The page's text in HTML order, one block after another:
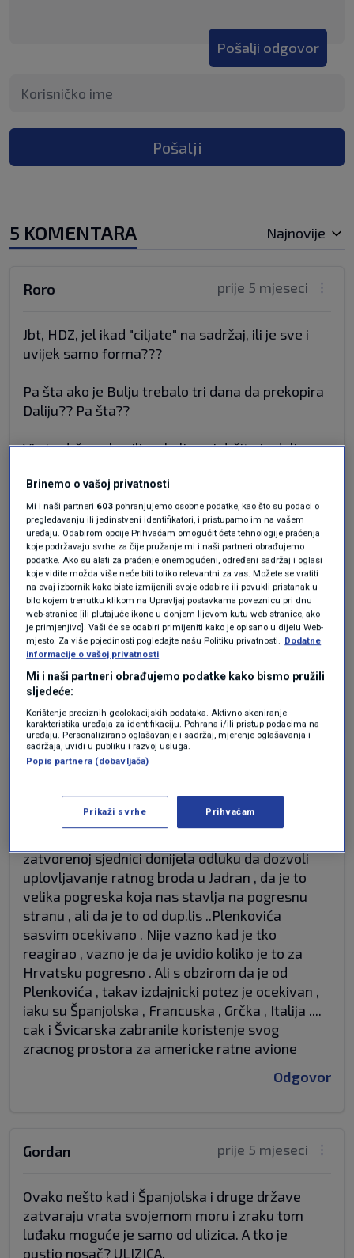
Pošalji odgovor
Pošalji
5 KOMENTARA Najnovije
prije 5 mjeseci
Roro
Jbt, HDZ, jel ikad "ciljate" na sadržaj, ili je sve i
uvijek samo forma???
Pa šta ako je Bulju trebalo tri dana da prekopira
Daliju?? Pa šta??
Vi ste državu bacili na koljena i držite je dolje
Kad mislite išta, osim za svoje guzice
napraviti???
Odgovor
prije 5 mjeseci
Svibor
Otpuhala ih je bura.
Kao da je vazno kad je tko reagirao . Ja , osobno
zatvorenoj sjednici donijela odluku da dozvoli
uplovljavanje ratnog broda u Jadran , da je to
velika pogreska koja nas stavlja na pogresnu
stranu , ali da je to od dup.lis ..Plenkovića
sasvim ocekivano . Nije vazno kad je tko
reagirao , vazno je da je uvidio koliko je to za
Hrvatsku pogresno . Ali s obzirom da je od
Plenkovića , takav izdajnicki potez je ocekivan ,
iaku su Španjolska , Francuska , Grčka , Italija ....
cak i Švicarska zabranile koristenje svog
zracnog prostora za americke ratne avione
Odgovor
prije 5 mjeseci
Gordan
Ovako nešto kad i Španjolska i druge države
zatvaraju vrata svojemom moru i zraku tom
luđaku moguće je samo od ulizica. A tko je
pustio nosač? ULIZICA.
Brinemo o vašoj privatnosti
Mi i naši partneri 603 pohranjujemo osobne podatke, kao što su podaci o
pregledavanju ili jedinstveni identifikatori, i pristupamo im na vašem
uređaju. Odabirom opcije Prihvaćam omogućit ćete tehnologije praćenja
koje podržavaju svrhe za čije pružanje mi i naši partneri obrađujemo
podatke. Ako su alati za praćenje onemogućeni, određeni sadržaj i oglasi
koje vidite možda više neće biti toliko relevantni za vas. Možete se vratiti
na ovaj izbornik kako biste izmijenili svoje odabire ili povukli pristanak u
bilo kojem trenutku klikom na Upravljaj postavkama poveznicu pri dnu
web-stranice [ili plutajuće ikone u donjem lijevom kutu web stranice, ako
je primjenjivo]. Vaši će se odabiri primijeniti kako je opisano u dijelu Web-
mjesto. Za više pojedinosti pogledajte našu Politiku privatnosti. Dodatne
informacije o vašoj privatnosti
Mi i naši partneri obrađujemo podatke kako bismo pružili
sljedeće:
Korištenje preciznih geolokacijskih podataka. Aktivno skeniranje
karakteristika uređaja za identifikaciju. Pohrana i/ili pristup podacima na
uređaju. Personalizirano oglašavanje i sadržaj, mjerenje oglašavanja i
sadržaja, uvidi u publiku i razvoj usluga.
Popis partnera (dobavljača)
Prikaži svrhe Prihvaćam